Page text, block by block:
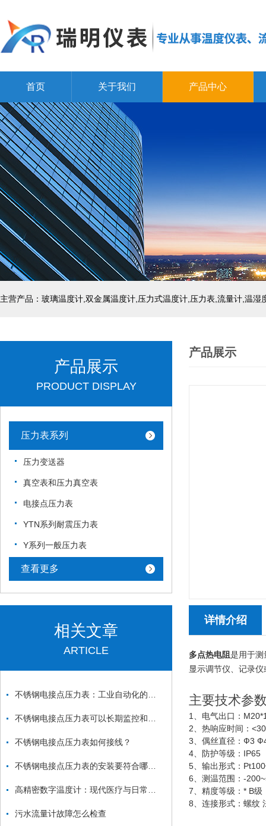
首页 关于我们 产品中心
产品展示
PRODUCT DISPLAY
压力表系列
压力变送器
真空表和压力真空表
电接点压力表
YTN系列耐震压力表
Y系列一般压力表
查看更多
相关文章
ARTICLE
不锈钢电接点压力表如何接线？
污水流量计故障怎么检查
产品展示
详情介绍
多点热电阻是用于测
显示调节仪、记录
主要技术参
1、电气出口：
2、热响应时间：
3、偶丝直径：Ф3
4、防护等级：IP65
5、输出形式：
6、测温范围：-
7、精度等级：* B级
8、连接形式：螺纹